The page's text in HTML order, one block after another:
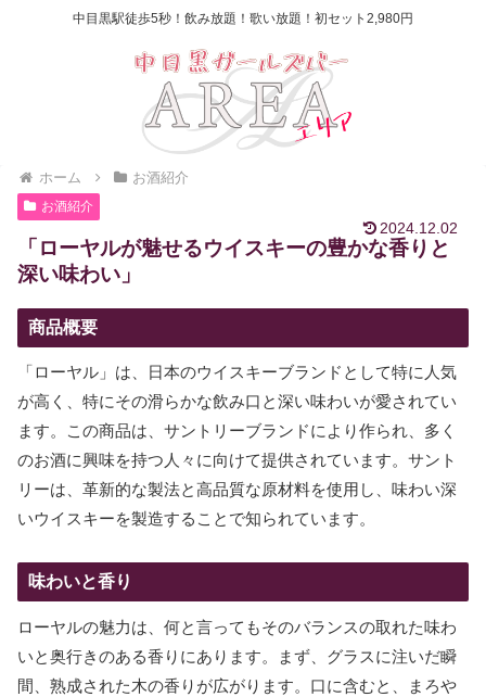
中目黒駅徒歩5秒！飲み放題！歌い放題！初セット2,980円
ホーム お酒紹介
お酒紹介
2024.12.02
「ローヤルが魅せるウイスキーの豊かな香りと
深い味わい」
商品概要
「ローヤル」は、日本のウイスキーブランドとして特に人気
が高く、特にその滑らかな飲み口と深い味わいが愛されてい
ます。この商品は、サントリーブランドにより作られ、多く
のお酒に興味を持つ人々に向けて提供されています。サント
リーは、革新的な製法と高品質な原材料を使用し、味わい深
いウイスキーを製造することで知られています。
味わいと香り
ローヤルの魅力は、何と言ってもそのバランスの取れた味わ
いと奥行きのある香りにあります。まず、グラスに注いだ瞬
間、熟成された木の香りが広がります。口に含むと、まろや